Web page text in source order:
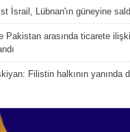
İsrail, Lübnan'ın güneyine
Pakistan arasında ticarete
Filistin halkının yanında